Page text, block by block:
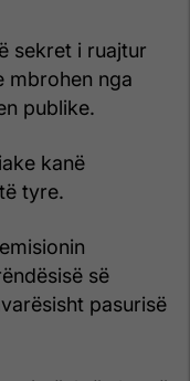
sekret i ruajtur
mbrohen nga
publike.
kanë
tyre.
së
pasurisë